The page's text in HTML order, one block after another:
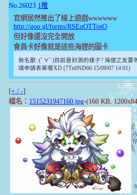
No.26023 1推
官網居然推出了線上遊戲wwwwww
http://goo.gl/forms/RSEuOTTosO
但好像還沒完全開放
會員卡好像就是這些海貍的圖卡
無名獸: (ﾟ∀ﾟ)目前是封測的樣子? 海貍之友要
填申請表單喔XD (7Tn0ND66 15/09/07 14:01)
[+ / -]
檔名： 1515231947160.jpg-(160 KB,